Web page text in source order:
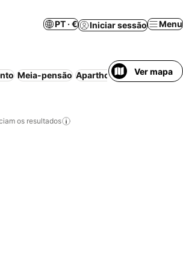
PT · € Iniciar sessão Menu
Meia-pensão Aparthotel Ver mapa
os resultados
favoritos